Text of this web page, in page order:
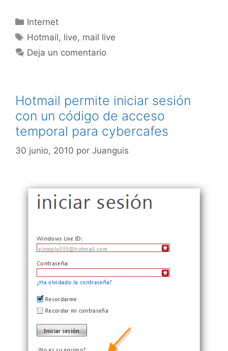
Categorías
Internet
Etiquetas
Hotmail, live, mail live
Deja un comentario
Hotmail permite iniciar sesión
con un código de acceso
temporal para cybercafes
30 junio, 2010 por Juanguis